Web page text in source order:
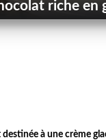
riche en
à une crème